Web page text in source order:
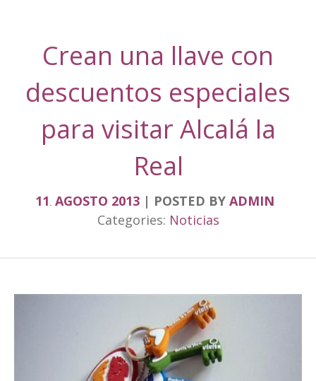
Crean una llave con
descuentos especiales
para visitar Alcalá la
Real
11 . AGOSTO 2013 POSTED BY ADMIN
Categories: Noticias